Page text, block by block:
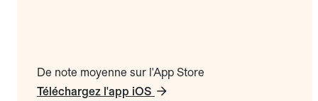
De note moyenne sur l'App Store
Téléchargez l'app iOS